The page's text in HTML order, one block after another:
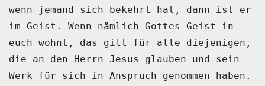
wenn jemand sich bekehrt hat, dann ist er
im Geist.
Wenn nämlich Gottes Geist in
euch wohnt, das gilt für alle diejenigen,
die an den Herrn Jesus glauben und sein
Werk für sich in Anspruch genommen haben.